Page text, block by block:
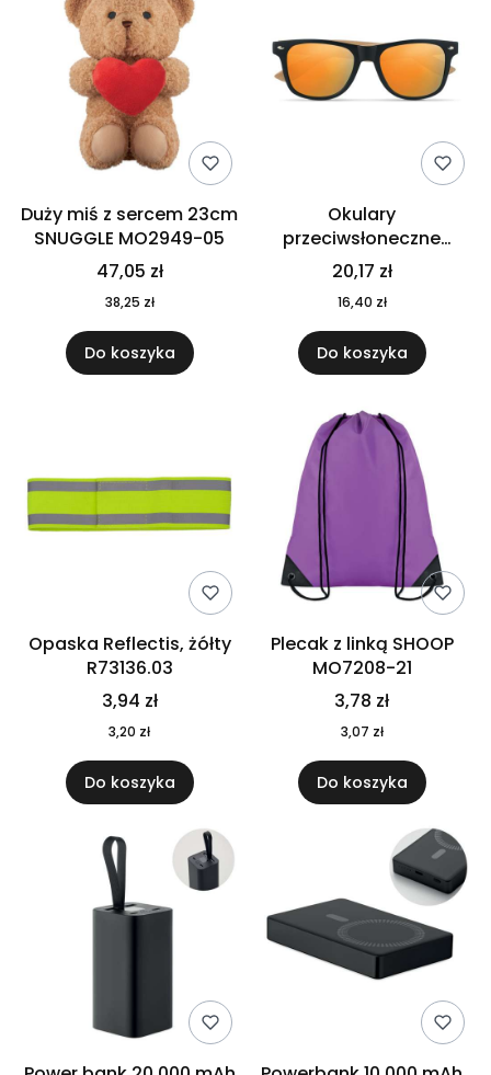
Duży miś z sercem 23cm
SNUGGLE MO2949-05
47,05 zł
38,25 zł
Do koszyka
Okulary
przeciwsłoneczne
CALIFORNIA TOUCH
MO9617-10
20,17 zł
16,40 zł
Do koszyka
Opaska Reflectis, żółty
R73136.03
3,94 zł
3,20 zł
Do koszyka
Plecak z linką SHOOP
MO7208-21
3,78 zł
3,07 zł
Do koszyka